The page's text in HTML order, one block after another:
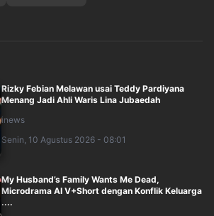
Rizky Febian Melawan usai Teddy Pardiyana
Menang Jadi Ahli Waris Lina Jubaedah
inews
Senin, 10 Agustus 2026 - 08:01
My Husband’s Family Wants Me Dead,
Microdrama AI V+Short dengan Konflik Keluarga
....